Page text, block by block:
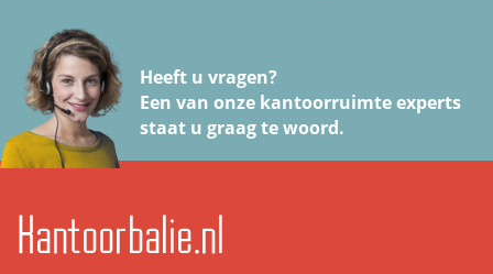
Heeft u vragen?
Een van onze kantoorruimte experts
staat u graag te woord.
Kantoorbalie.nl